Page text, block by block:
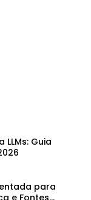
Guia
para
e Fontes